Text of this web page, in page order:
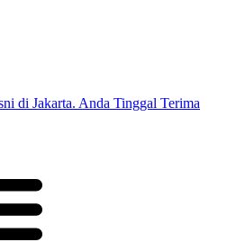
di Jakarta. Anda Tinggal Terima